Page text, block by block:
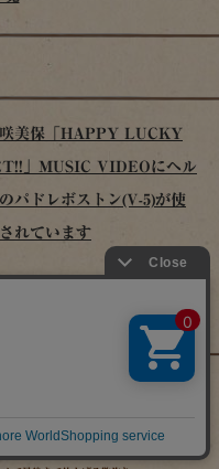
咲美保「HAPPY LUCKY
」MUSIC VIDEOにヘル
パドレボストン(V-5)が使
されています
こそ伝わる温もりがある。